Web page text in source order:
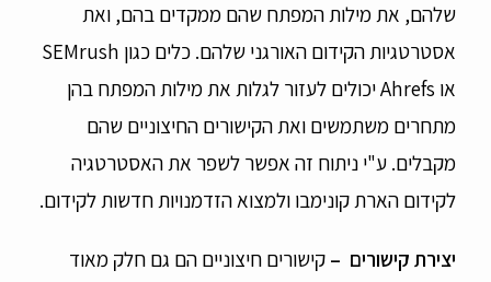
שלהם, את מילות המפתח שהם ממקדים בהם, ואת
אסטרטגיות הקידום האורגני שלהם. כלים כגון SEMrush
או Ahrefs יכולים לעזור לגלות את מילות המפתח בהן
מתחרים משתמשים ואת הקישורים החיצוניים שהם
מקבלים. ע"י ניתוח זה אפשר לשפר את האסטרטגיה
לקידום הארת קונימבו ולמצוא הזדמנויות חדשות לקידום.
יצירת קישורים –קישורים חיצוניים הם גם חלק מאוד